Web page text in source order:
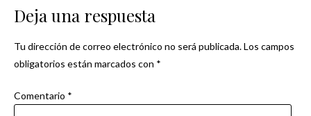
de
entradas
Deja una respuesta
Tu dirección de correo electrónico no será publicada.Los campos
obligatorios están marcados con *
Comentario *